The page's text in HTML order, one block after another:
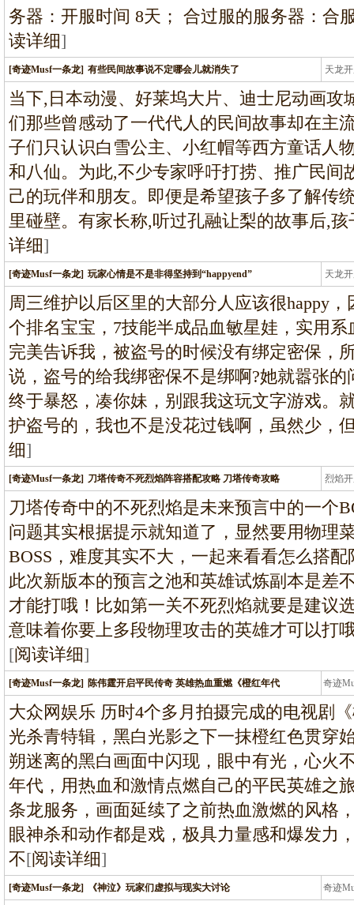
务器：开服时间 8天； 合过服的服务器：合
读详细]
[奇迹Musf一条龙] 有些民间故事说不定哪会儿就消失了 天龙
龙
当下,日本动漫、好莱坞大片、迪士尼动画攻
们那些曾感动了一代代人的民间故事却在主
子们只认识白雪公主、小红帽等西方童话人
和八仙。为此,不少专家呼吁打捞、推广民间
己的玩伴和朋友。即便是希望孩子多了解传
里碰壁。有家长称,听过孔融让梨的故事后,
详细]
[奇迹Musf一条龙] 玩家心情是不是非得坚持到“happyend” 天龙
龙
周三维护以后区里的大部分人应该很happy
个排名宝宝，7技能半成品血敏星娃，实用
完美告诉我，被盗号的时候没有绑定密保，
说，盗号的给我绑密保不是绑啊?她就嚣张
终于暴怒，凑你妹，别跟我这玩文字游戏。
护盗号的，我也不是没花过钱啊，虽然少，
细]
[奇迹Musf一条龙] 刀塔传奇不死烈焰阵容搭配攻略 刀塔传奇攻略 烈焰
龙
刀塔传奇中的不死烈焰是未来预言中的一个
问题其实根据提示就知道了，显然要用物理
BOSS，难度其实不大，一起来看看怎么搭
此次新版本的预言之池和英雄试炼副本是差
才能打哦！比如第一关不死烈焰就要是建议
意味着你要上多段物理攻击的英雄才可以打
[阅读详细]
[奇迹Musf一条龙] 陈伟霆开启平民传奇 英雄热血重燃《橙红年代 奇迹
条
大众网娱乐 历时4个多月拍摄完成的电视剧
光杀青特辑，黑白光影之下一抹橙红色贯穿
朔迷离的黑白画面中闪现，眼中有光，心火
年代，用热血和激情点燃自己的平民英雄之
条龙服务，画面延续了之前热血激燃的风格
眼神杀和动作都是戏，极具力量感和爆发力
不[阅读详细]
[奇迹Musf一条龙] 《神泣》玩家们虚拟与现实大讨论 奇迹